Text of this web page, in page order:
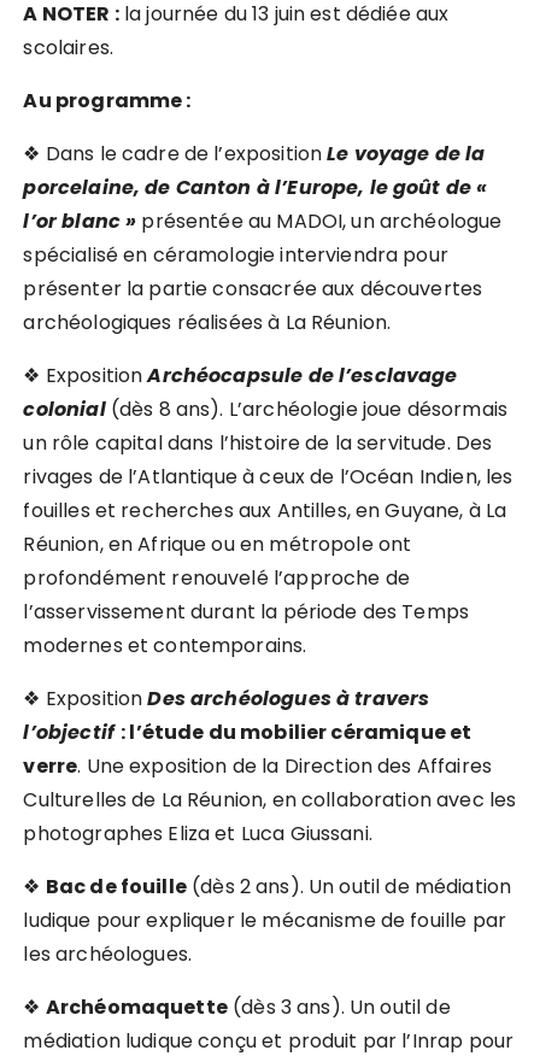
A NOTER :la journée du 13 juin est dédiée aux
scolaires.
Au programme :
❖ Dans le cadre de l’expositionLe voyage de la
porcelaine, de Canton à l’Europe, le goût de «
l’or blanc » présentée au MADOI, un archéologue
spécialisé en céramologie interviendra pour
présenter la partie consacrée aux découvertes
archéologiques réalisées à La Réunion.
❖ ExpositionArchéocapsule de l’esclavage
colonial(dès 8 ans). L’archéologie joue désormais
un rôle capital dans l’histoire de la servitude. Des
rivages de l’Atlantique à ceux de l’Océan Indien, les
fouilles et recherches aux Antilles, en Guyane, à La
Réunion, en Afrique ou en métropole ont
profondément renouvelé l’approche de
l’asservissement durant la période des Temps
modernes et contemporains.
❖ ExpositionDes archéologues à travers
l’objectif : l’étude du mobilier céramique et
verre. Une exposition de la Direction des Affaires
Culturelles de La Réunion, en collaboration avec les
photographes Eliza et Luca Giussani.
❖ Bac de fouille(dès 2 ans). Un outil de médiation
ludique pour expliquer le mécanisme de fouille par
les archéologues.
❖ Archéomaquette(dès 3 ans). Un outil de
médiation ludique conçu et produit par l’Inrap pour